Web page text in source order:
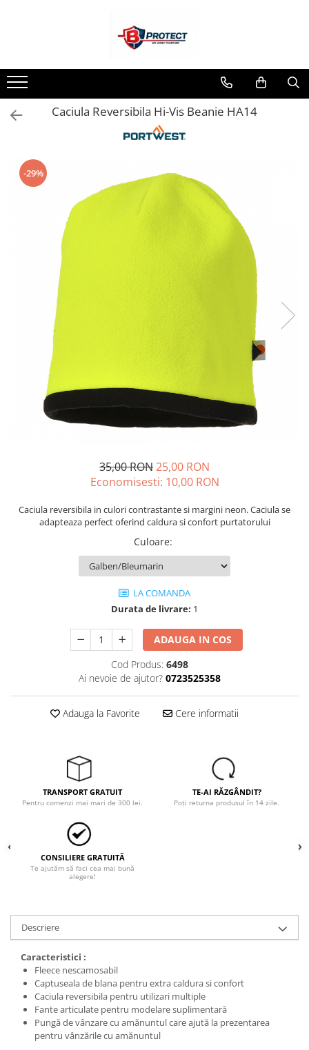
Atomizoare si pulverizatoare
Atomizoare
Pulverizatoare
Casa
Masini spalat cu presiune
Scule si unelte gradina
Accesorii drujbe
Drujbe electrice
Drujbe termice
Echipamente medicale
Echipamente PSI
Generatoare si unelte pentru
Betoniere
Generatoare
Accesorii motocoase
Foarfece de tuns gard viu si
Masini si tractorase de tuns
Motosape si motoburghie
Motosapatoare
Mănuși protecție
Motopompe
Pompe de suprafata
Pompe submersibile
Protecția capului
Protecția respirației
Protecția urechilor
Scule de mana
Capsatoare , multifuncionale si
pistoale silicon
Chei si truse chei
Ciocane , clesti si foarfeci
Caciula Reversibila Hi-Vis Beanie HA14
-29%
35,00 RON25,00 RON
Economisesti: 10,00 RON
Caciula reversibila in culori contrastante si margini neon. Caciula se
adapteaza perfect oferind caldura si confort purtatorului
Culoare:
LA COMANDA
Durata de livrare: 1
ADAUGA IN COS
Cod Produs: 6498
Ai nevoie de ajutor? 0723525358
Adauga la Favorite Cere informatii
TRANSPORT GRATUIT
Pentru comenzi mai mari de 300 lei.
TE-AI RĂZGÂNDIT?
Poți returna produsul în 14 zile.
CONSILIERE GRATUITĂ
Te ajutăm să faci cea mai bună
alegere!
Descriere
Caracteristici :
Fleece nescamosabil
Captuseala de blana pentru extra caldura si confort
Caciula reversibila pentru utilizari multiple
Fante articulate pentru modelare suplimentară
Pungă de vânzare cu amănuntul care ajută la prezentarea
pentru vânzările cu amănuntul